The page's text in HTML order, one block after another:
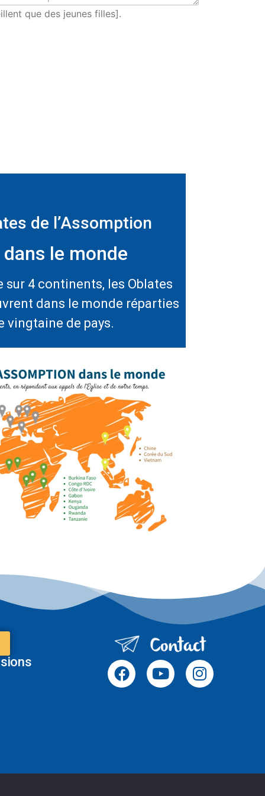
que des jeunes filles].
de l’Assomption
le monde
sur 4 continents, les Oblates
dans le monde réparties
vingtaine de pays.